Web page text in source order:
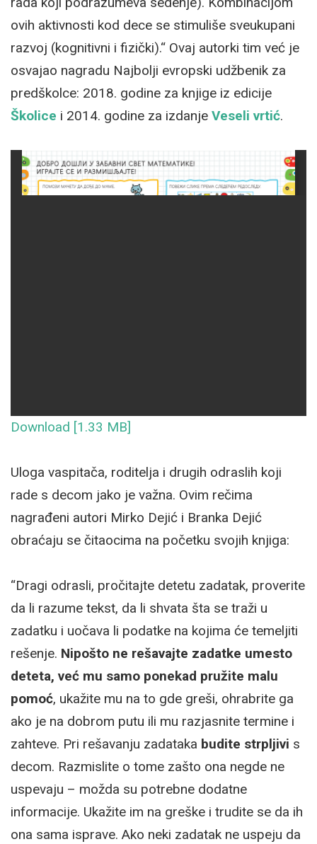
ovih aktivnosti kod dece se stimuliše sveukupani
razvoj (kognitivni i fizički).“ Ovaj autorki tim već je
osvajao nagradu Najbolji evropski udžbenik za
predškolce: 2018. godine za knjige iz edicije
Školice i 2014. godine za izdanje Veseli vrtić.
Download [1.33 MB]
Uloga vaspitača, roditelja i drugih odraslih koji
rade s decom jako je važna. Ovim rečima
nagrađeni autori Mirko Dejić i Branka Dejić
obraćaju se čitaocima na početku svojih knjiga:
“Dragi odrasli, pročitajte detetu zadatak, proverite
da li razume tekst, da li shvata šta se traži u
zadatku i uočava li podatke na kojima će temeljiti
rešenje. Nipošto ne rešavajte zadatke umesto
deteta, već mu samo ponekad pružite malu
pomoć, ukažite mu na to gde greši, ohrabrite ga
ako je na dobrom putu ili mu razjasnite termine i
zahteve. Pri rešavanju zadataka budite strpljivi s
decom. Razmislite o tome zašto ona negde ne
uspevaju – možda su potrebne dodatne
informacije. Ukažite im na greške i trudite se da ih
ona sama isprave. Ako neki zadatak ne uspeju da